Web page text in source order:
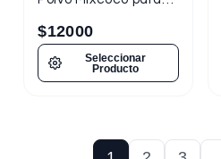
$12000
Seleccionar
Producto